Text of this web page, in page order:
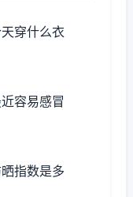
穿什么衣
容易感冒
指数是多